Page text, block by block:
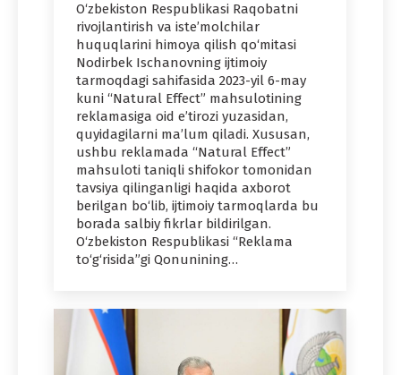
O‘zbekiston Respublikasi Raqobatni
rivojlantirish va iste’molchilar
huquqlarini himoya qilish qo‘mitasi
Nodirbek Ischanovning ijtimoiy
tarmoqdagi sahifasida 2023-yil 6-may
kuni “Natural Effect” mahsulotining
reklamasiga oid e’tirozi yuzasidan,
quyidagilarni ma’lum qiladi. Xususan,
ushbu reklamada “Natural Effect”
mahsuloti taniqli shifokor tomonidan
tavsiya qilinganligi haqida axborot
berilgan bo‘lib, ijtimoiy tarmoqlarda bu
borada salbiy fikrlar bildirilgan.
O‘zbekiston Respublikasi “Reklama
to‘g‘risida”gi Qonunining…